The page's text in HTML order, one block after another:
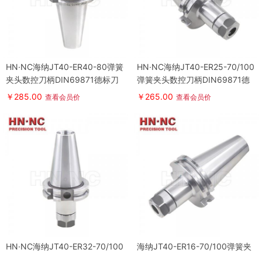
HN·NC海纳JT40-ER40-80弹簧
夹头数控刀柄DIN69871德标刀
柄
￥285.00 查看会员价
HN·NC海纳JT40-ER25-70/100
弹簧夹头数控刀柄DIN69871德
标刀柄
￥265.00 查看会员价
HN·NC海纳JT40-ER32-70/100
海纳JT40-ER16-70/100弹簧夹